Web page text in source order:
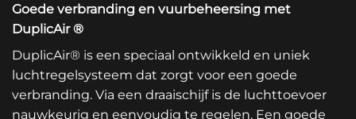
Goede verbranding en vuurbeheersing met
DuplicAir ®
DuplicAir® is een speciaal ontwikkeld en uniek
luchtregelsysteem dat zorgt voor een goede
verbranding. Via een draaischijf is de luchttoevoer
nauwkeurig en eenvoudig te regelen. Een goede